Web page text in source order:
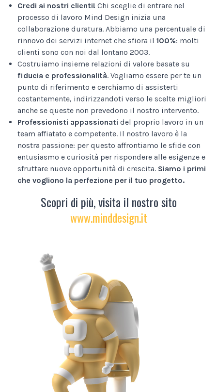
Credi ai nostri clienti! Chi sceglie di entrare nel
processo di lavoro Mind Design inizia una
collaborazione duratura. Abbiamo una percentuale di
rinnovo dei servizi internet che sfiora il 100%: molti
clienti sono con noi dal lontano 2003.
Costruiamo insieme relazioni di valore basate su
fiducia e professionalità. Vogliamo essere per te un
punto di riferimento e cerchiamo di assisterti
costantemente, indirizzandoti verso le scelte migliori
anche se queste non prevedono il nostro intervento.
Professionisti appassionati del proprio lavoro in un
team affiatato e competente. Il nostro lavoro è la
nostra passione: per questo affrontiamo le sfide con
entusiasmo e curiosità per rispondere alle esigenze e
sfruttare nuove opportunità di crescita. Siamo i primi
che vogliono la perfezione per il tuo progetto.
Scopri di più, visita il nostro sito
www.minddesign.it